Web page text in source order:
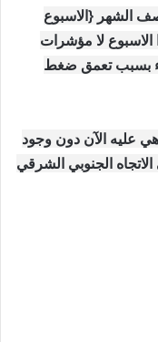
الشهر {الاسبوع
الاسبوع لا مؤشرات
بسبب تعمق ضغط
عليه الآن دون وجود
الجنوبي الشرقي